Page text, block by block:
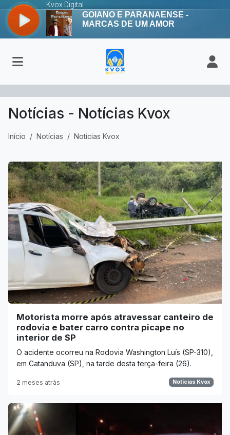
Notícias - Notícias Kvox
Início Notícias Notícias Kvox
Motorista morre após atravessar canteiro de
rodovia e bater carro contra picape no
interior de SP
O acidente ocorreu na Rodovia Washington Luís (SP-310),
em Catanduva (SP), na tarde desta terça-feira (26).
2 meses atrás Notícias Kvox